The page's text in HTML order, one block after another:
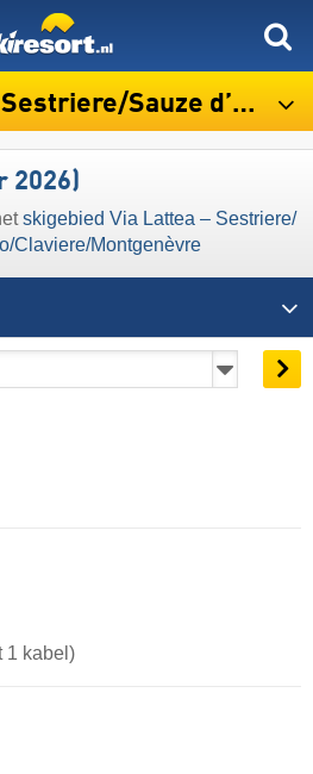
d’Oulx/​San Sicario/​Claviere/​Montgenèvre
2026)
skigebied Via Lattea – Sestriere/​
​Claviere/​Montgenèvre
1 kabel)